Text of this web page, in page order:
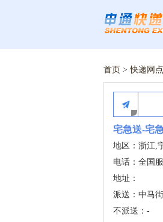
首页 >快递网点
宅急送-宅
地区：浙江,
电话：全国
地址：
派送：中马
不派送：-